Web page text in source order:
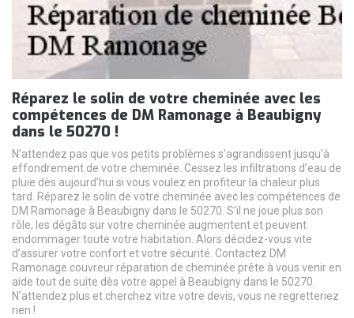
Réparez le solin de votre cheminée avec les
compétences de DM Ramonage à Beaubigny
dans le 50270 !
N’attendez pas que vos petits problèmes s’agrandissent jusqu’à
effondrement de votre cheminée. Cessez les infiltrations d’eau de
pluie dès aujourd’hui si vous voulez en profiteur la chaleur plus
tard. Réparez le solin de votre cheminée avec les compétences de
DM Ramonage à Beaubigny dans le 50270. S’il ne joue plus son
rôle, les dégâts sur votre cheminée augmentent et peuvent
endommager toute votre habitation. Alors décidez-vous vite
d’assurer votre confort et votre sécurité. Contactez DM
Ramonage couvreur réparation de cheminée prête à vous venir en
aide tout de suite dès votre appel à Beaubigny dans le 50270.
N’attendez plus et cherchez vitre votre devis, vous ne regretteriez
rien !